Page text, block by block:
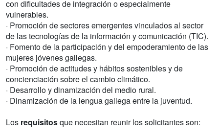
con dificultades de integración o especialmente
vulnerables.
· Promoción de sectores emergentes vinculados al sector
de las tecnologías de la información y comunicación (TIC).
· Fomento de la participación y del empoderamiento de las
mujeres jóvenes gallegas.
· Promoción de actitudes y hábitos sostenibles y de
concienciación sobre el cambio climático.
· Desarrollo y dinamización del medio rural.
· Dinamización de la lengua gallega entre la juventud.
Los requisitosque necesitan reunir los solicitantes son: